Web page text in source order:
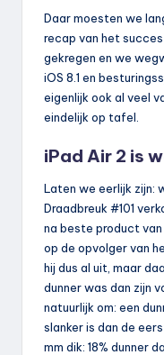
Daar moesten we
recap van het
gekregen en we
iOS 8.1 en
eigenlijk ook al veel
eindelijk op tafel.
iPad Air 2 is
Laten we eerlijk zijn:
Draadbreuk #101
na beste product
op de opvolger van
hij dus al uit, maar
dunner was dan zijn
natuurlijk om: een
slanker is dan de
mm dik: 18% dunner